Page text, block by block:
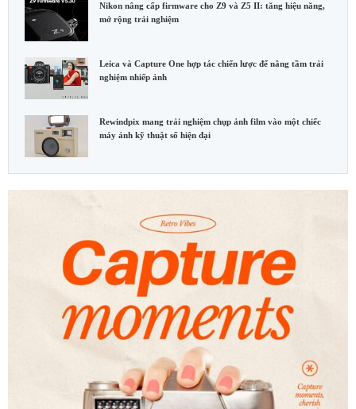
Nikon nâng cấp firmware cho Z9 và Z5 II: tăng hiệu năng,
mở rộng trải nghiệm
Leica và Capture One hợp tác chiến lược để nâng tầm trải
nghiệm nhiếp ảnh
Rewindpix mang trải nghiệm chụp ảnh film vào một chiếc
máy ảnh kỹ thuật số hiện đại